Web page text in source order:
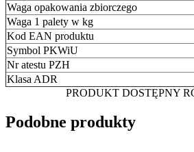
Waga opakowania zbiorczego
Waga 1 palety w kg
Kod EAN produktu
Symbol PKWiU
Nr atestu PZH
Klasa ADR
PRODUKT DOSTĘPNY
Podobne produkty